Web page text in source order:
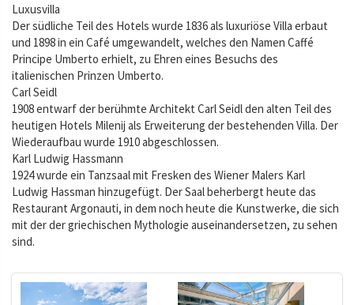
Luxusvilla
Der südliche Teil des Hotels wurde 1836 als luxuriöse Villa erbaut
und 1898 in ein Café umgewandelt, welches den Namen Caffé
Principe Umberto erhielt, zu Ehren eines Besuchs des
italienischen Prinzen Umberto.
Carl Seidl
1908 entwarf der berühmte Architekt Carl Seidl den alten Teil des
heutigen Hotels Milenij als Erweiterung der bestehenden Villa. Der
Wiederaufbau wurde 1910 abgeschlossen.
Karl Ludwig Hassmann
1924 wurde ein Tanzsaal mit Fresken des Wiener Malers Karl
Ludwig Hassman hinzugefügt. Der Saal beherbergt heute das
Restaurant Argonauti, in dem noch heute die Kunstwerke, die sich
mit der der griechischen Mythologie auseinandersetzen, zu sehen
sind.